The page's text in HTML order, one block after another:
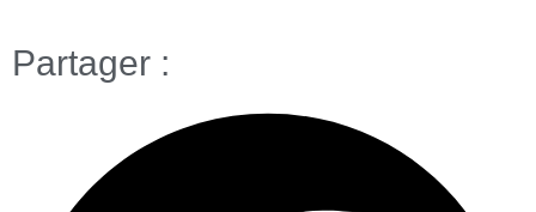
Partager :